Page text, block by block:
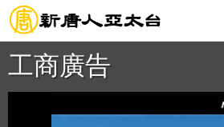
工商廣告